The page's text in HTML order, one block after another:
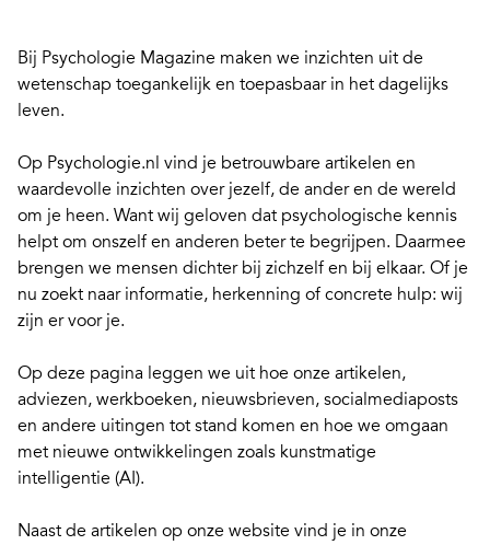
Bij Psychologie Magazine maken we inzichten uit de
wetenschap toegankelijk en toepasbaar in het dagelijks
leven.
Op Psychologie.nl vind je betrouwbare artikelen en
waardevolle inzichten over jezelf, de ander en de wereld
om je heen. Want wij geloven dat psychologische kennis
helpt om onszelf en anderen beter te begrijpen. Daarmee
brengen we mensen dichter bij zichzelf en bij elkaar. Of je
nu zoekt naar informatie, herkenning of concrete hulp: wij
zijn er voor je.
Op deze pagina leggen we uit hoe onze artikelen,
adviezen, werkboeken, nieuwsbrieven, socialmediaposts
en andere uitingen tot stand komen en hoe we omgaan
met nieuwe ontwikkelingen zoals kunstmatige
intelligentie (AI).
Naast de artikelen op onze website vind je in onze